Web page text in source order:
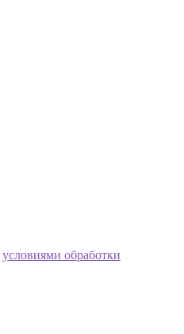
условиями обработки